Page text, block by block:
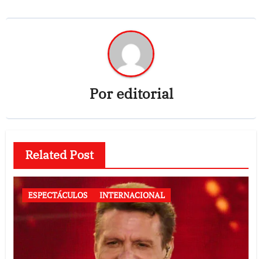
Poreditorial
Related Post
ESPECTÁCULOS INTERNACIONAL